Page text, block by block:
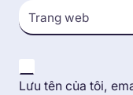
Trang web
Lưu tên của tôi,